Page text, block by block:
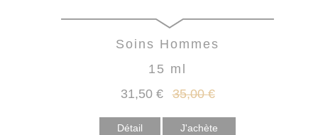
Soins Hommes
15 ml
31,50 € 35,00 €
Détail